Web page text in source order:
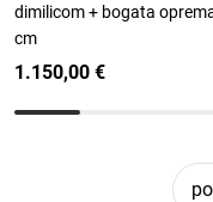
dimilicom + bogata
cm
1.150,00 €